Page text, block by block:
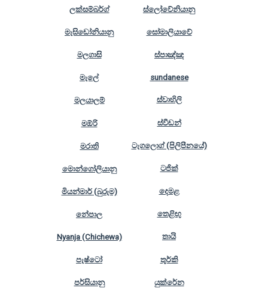
ලක්සම්බර්ග්
මැසිඩෝනියානු
මලගාසි
මැලේ
මලයාලම්
මඕරි
මරාති
මොන්ගෝලියානු
මියන්මාර් (බුරුම)
නේපාල
Nyanja (Chichewa)
පැෂ්ටෝ
පර්සියානු
ස්ලෝවේනියානු
සෝමාලියාවේ
ස්පාඤ්ඤ
sundanese
ස්වාහිලි
ස්වීඩන්
ටැගලොග් (පිලිපීනයේ)
ටජික්
දෙමළ
තෙළිඟු
තායි
තුර්කි
යුක්රේන